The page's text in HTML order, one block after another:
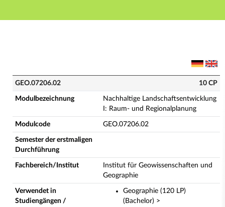
Hauptnavigation
GEO.07206.02 - Nachhaltige
GEO.07206.02 10 CP
Modulbezeichnung
Nachhaltige Landschaftsentwicklung
I: Raum- und Regionalplanung
Modulcode GEO.07206.02
Semester der erstmaligen
Durchführung
Fachbereich/Institut
Institut für Geowissenschaften und
Geographie
Verwendet in
Studiengängen /
Geographie (120 LP)
(Bachelor) >